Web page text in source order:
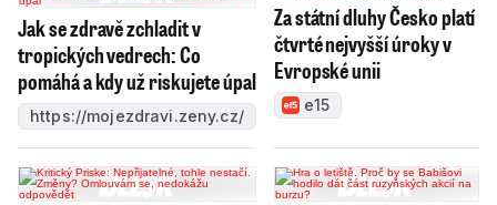
Jak se zdravě zchladit v
tropických vedrech: Co
pomáhá a kdy už riskujete úpal
https://mojezdravi.zeny.cz/
Za státní dluhy Česko platí
čtvrté nejvyšší úroky v
Evropské unii
e15